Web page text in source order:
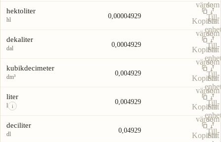
värdesom
Till-
enhet
hektoliter
hl 0,00004929
Kopiera
värde
Sätt
som
Till-
enhet
dekaliter
dal 0,0004929
Kopiera
värde
Sätt
som
Till-
enhet
kubikdecimeter
dm³ 0,004929
Kopiera
värde
Sätt
som
Till-
enhet
liter
l i
0,004929
Kopiera
värde
Sätt
som
Till-
deciliter
dl 0,04929
Kopiera
Sätt